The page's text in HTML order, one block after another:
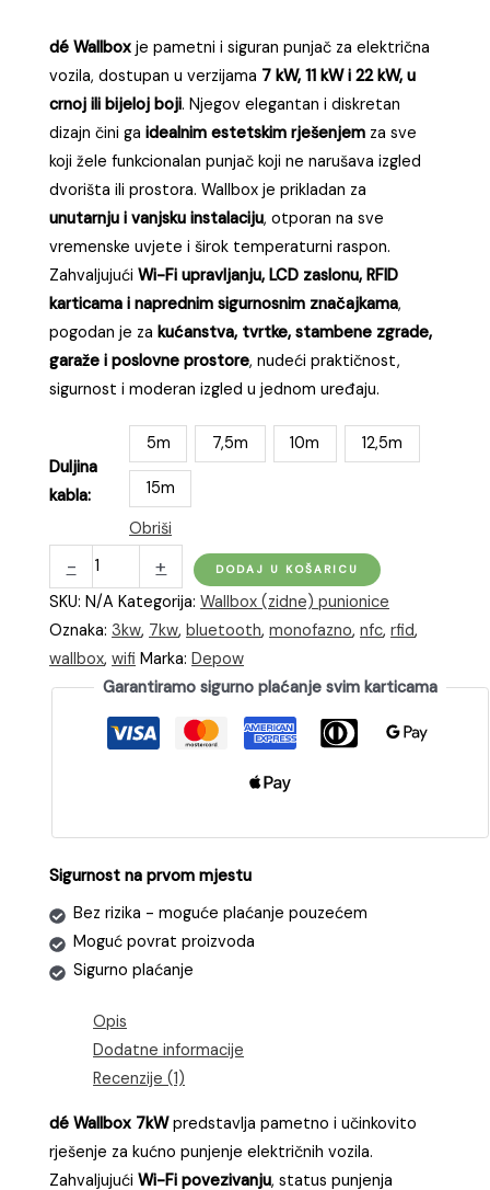
od
810,00 KM
do
1.170,00 KM
dé Wallbox je pametni i siguran punjač za električna
vozila, dostupan u verzijama 7 kW, 11 kW i 22 kW, u
crnoj ili bijeloj boji. Njegov elegantan i diskretan
dizajn čini gaidealnim estetskim rješenjem za sve
koji žele funkcionalan punjač koji ne narušava izgled
dvorišta ili prostora. Wallbox je prikladan za
unutarnju i vanjsku instalaciju, otporan na sve
vremenske uvjete i širok temperaturni raspon.
ZahvaljujućiWi-Fi upravljanju, LCD zaslonu, RFID
karticama i naprednim sigurnosnim značajkama,
pogodan je zakućanstva, tvrtke, stambene zgrade,
garaže i poslovne prostore, nudeći praktičnost,
sigurnost i moderan izgled u jednom uređaju.
Duljina
kabla:
5m 7,5m 10m 12,5m
15m
Obriši
-
Wallbox
monofazna
punionica
za
punjenje
električnih
7kW
s
žicama
(CRNI)
|
količina
+ DODAJ U KOŠARICU
SKU:N/A Kategorija:Wallbox (zidne) punionice
Oznaka: 3kw, 7kw,bluetooth,monofazno,nfc,rfid,
wallbox,wifi Marka:Depow
Garantiramo sigurno plaćanje svim karticama
Sigurnost na prvom mjestu
Bez rizika - moguće plaćanje pouzećem
Moguć povrat proizvoda
Sigurno plaćanje
Opis
Dodatne informacije
Recenzije (1)
dé Wallbox 7kWpredstavlja pametno i učinkovito
rješenje za kućno punjenje električnih vozila.
ZahvaljujućiWi-Fi povezivanju, status punjenja